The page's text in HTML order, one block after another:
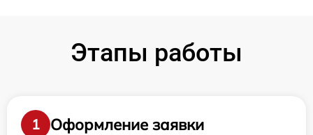
Этапы работы
1
Оформление заявки